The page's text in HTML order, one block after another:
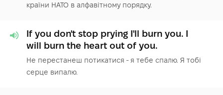
країни НАТО в алфавітному порядку.
If you don't stop prying I'll burn you. I
will burn the heart out of you.
Не перестанеш потикатися - я тебе спалю. Я тобі
серце випалю.